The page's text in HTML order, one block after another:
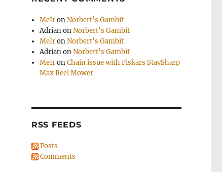
MeIronNorbert’s Gambit
AdrianonNorbert’s Gambit
MeIronNorbert’s Gambit
AdrianonNorbert’s Gambit
MeIronChain issue with Fiskars StaySharp
Max Reel Mower
RSS FEEDS
Posts
Comments